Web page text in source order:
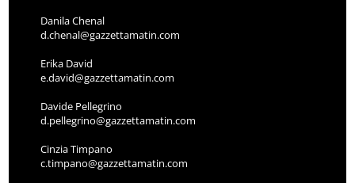
Danila Chenal
d.chenal@gazzettamatin.com
Erika David
e.david@gazzettamatin.com
Davide Pellegrino
d.pellegrino@gazzettamatin.com
Cinzia Timpano
c.timpano@gazzettamatin.com